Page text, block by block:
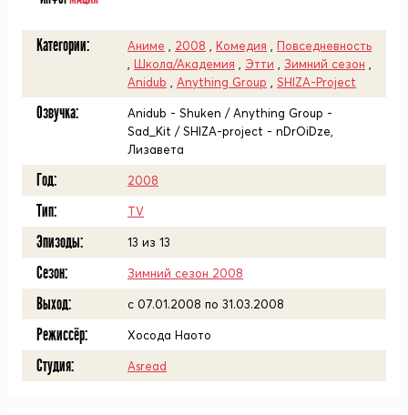
Категории: Аниме 2008 Комедия
Повседневность
Школа/Академия Этти Зимний сезон
Anidub
Anything Group SHIZA-Project
Озвучка:
Anidub - Shuken / Anything Group -
Sad_Kit / SHIZA-project - nDrOiDze,
Лизавета
Год: 2008
Тип: TV
Эпизоды: 13 из 13
Сезон: Зимний сезон 2008
Выход: c 07.01.2008 по 31.03.2008
Режиссёр: Хосода Наото
Студия: Asread